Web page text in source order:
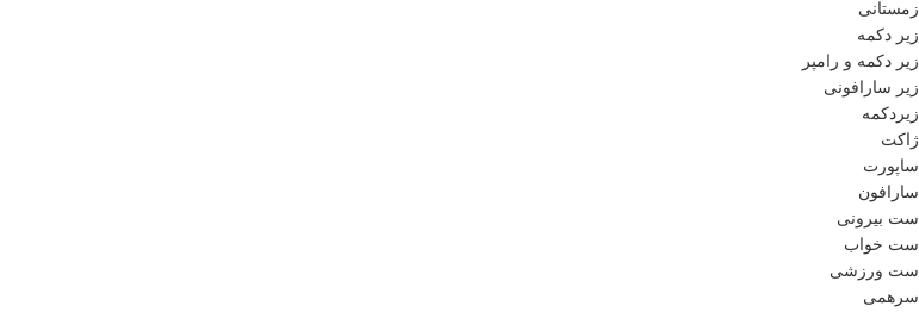
زمستانی
زیر دکمه
زیر دکمه و رامپر
زیر سارافونی
زیردکمه
ژاکت
ساپورت
سارافون
ست بیرونی
ست خواب
ست ورزشی
سرهمی